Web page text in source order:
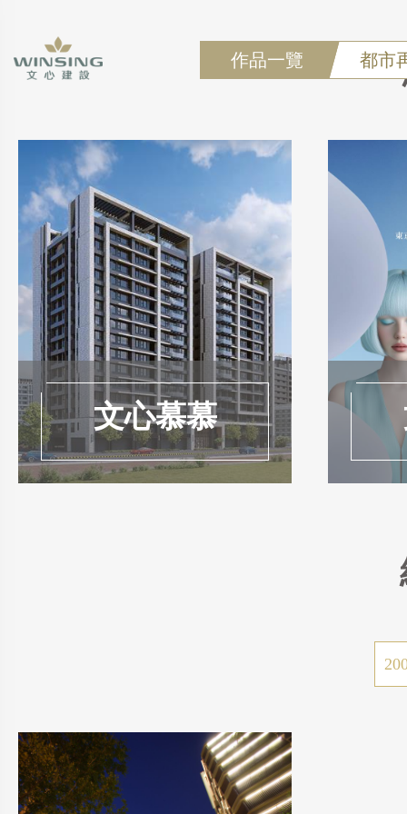
作品一覽 都市
文心慕慕